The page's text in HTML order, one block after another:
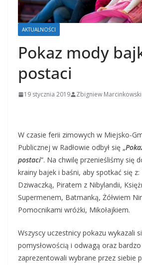
AKTUALNOŚCI
Pokaz mody
postaci
19 stycznia 2019 Zbigniew Marcinkowski
W czasie ferii zimowych w Miejsko-
Publicznej w Radłowie odbył się „
postaci”. Na chwilę przenieśliśmy się
krainy bajek i baśni, aby spotkać się z:
Dziwaczką, Piratem z Nibylandii,
Supermenem, Batmanką, Żółwiem
Pomocnikami wróżki, Mikołajkiem.
Wszyscy uczestnicy pokazu wykazali
pomysłowością i odwagą oraz bardzo
zaprezentowali wybrane przez siebie